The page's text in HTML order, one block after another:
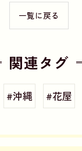
一覧に戻る
関連タグ
#沖縄 #花屋